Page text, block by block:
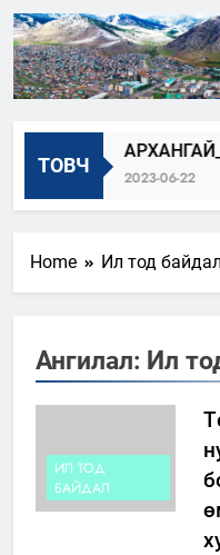
ТОВЧ
2023-06-22
Home Ил тод байдал
Ангилал: Ил
ИЛ ТОД
БАЙДАЛ